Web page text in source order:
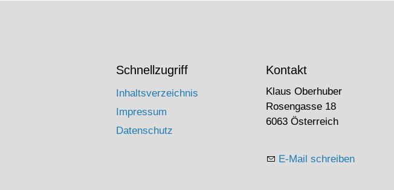
Schnellzugriff
Inhaltsverzeichnis
Impressum
Datenschutz
Kontakt
Klaus Oberhuber
Rosengasse 18
6063 Österreich
E-Mail schreiben